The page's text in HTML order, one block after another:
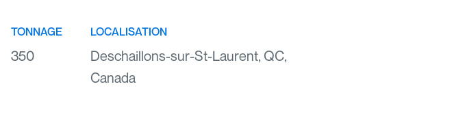
TONNAGE
350
LOCALISATION
Deschaillons-sur-St-Laurent, QC,
Canada